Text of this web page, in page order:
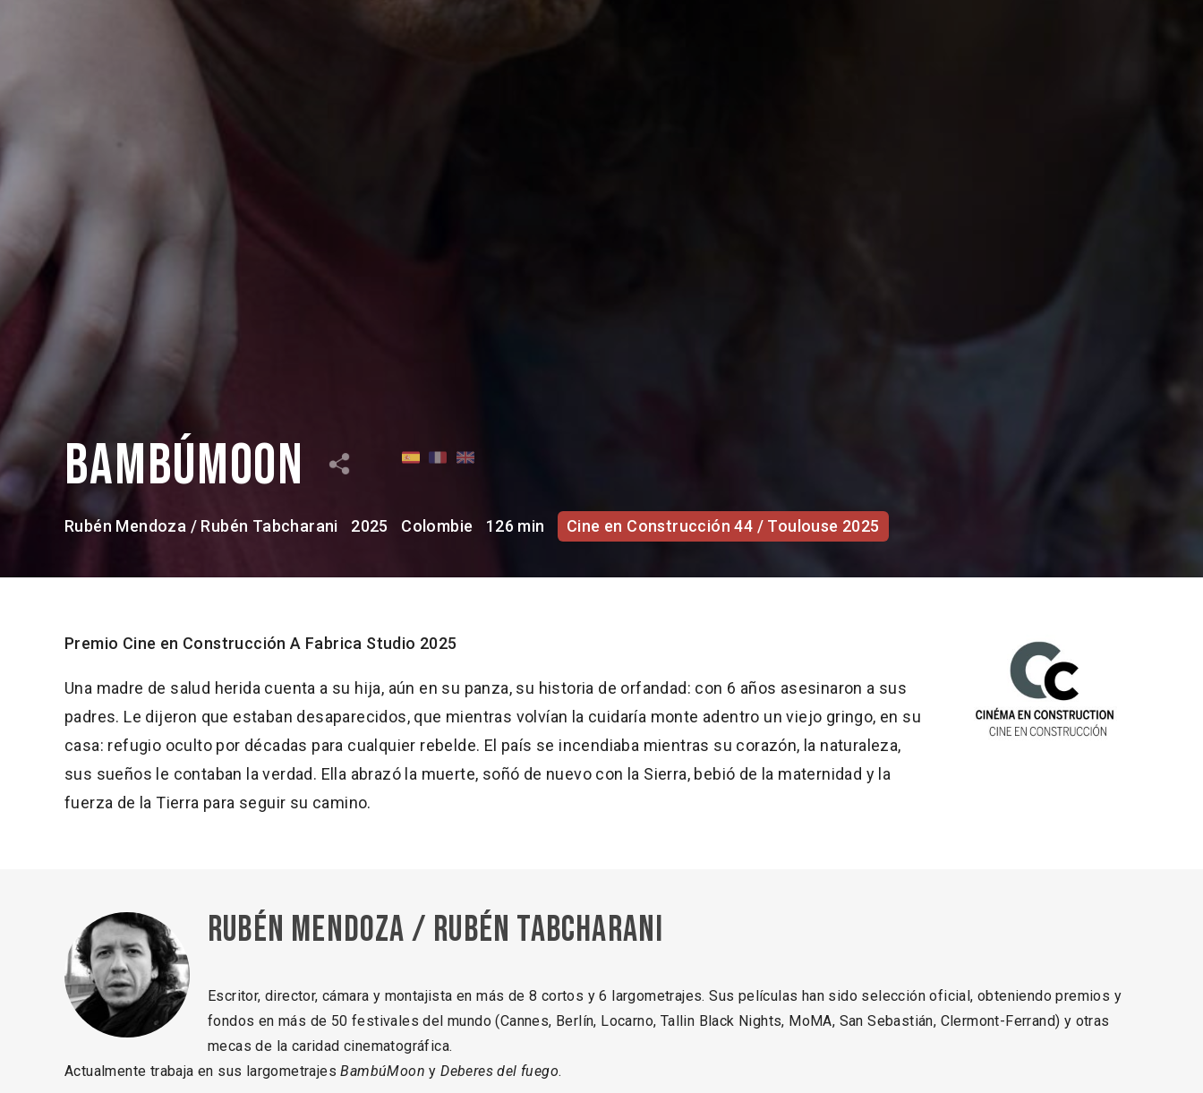
BambúMoon
Rubén Mendoza / Rubén Tabcharani 2025 Colombie 126 min Cine en Construcción 44 / Toulouse 2025
Premio Cine en Construcción A Fabrica Studio 2025
Una madre de salud herida cuenta a su hija, aún en su panza, su historia de orfandad: con 6 años asesinaron a sus
padres. Le dijeron que estaban desaparecidos, que mientras volvían la cuidaría monte adentro un viejo gringo, en su
casa: refugio oculto por décadas para cualquier rebelde. El país se incendiaba mientras su corazón, la naturaleza,
sus sueños le contaban la verdad. Ella abrazó la muerte, soñó de nuevo con la Sierra, bebió de la maternidad y la
fuerza de la Tierra para seguir su camino.
Rubén Mendoza / Rubén Tabcharani
Escritor, director, cámara y montajista en más de 8 cortos y 6 largometrajes. Sus películas han sido selección oficial, obteniendo premios y
fondos en más de 50 festivales del mundo (Cannes, Berlín, Locarno, Tallin Black Nights, MoMA, San Sebastián, Clermont-Ferrand) y otras
mecas de la caridad cinematográfica.
Actualmente trabaja en sus largometrajesBambúMoonyDeberes del fuego.